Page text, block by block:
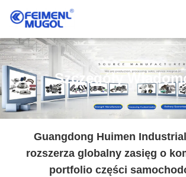
Szczegóły
Guangdong Huimen
rozszerza globalny zasięg o
portfolio części